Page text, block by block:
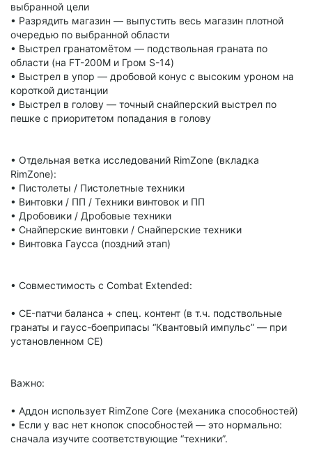
выбранной цели
• Разрядить магазин — выпустить весь магазин плотной
очередью по выбранной области
• Выстрел гранатомётом — подствольная граната по
области (на FT-200M и Гром S-14)
• Выстрел в упор — дробовой конус с высоким уроном на
короткой дистанции
• Выстрел в голову — точный снайперский выстрел по
пешке с приоритетом попадания в голову
• Отдельная ветка исследований RimZone (вкладка
RimZone):
• Пистолеты / Пистолетные техники
• Винтовки / ПП / Техники винтовок и ПП
• Дробовики / Дробовые техники
• Снайперские винтовки / Снайперские техники
• Винтовка Гаусса (поздний этап)
• Совместимость с Combat Extended:
• CE-патчи баланса + спец. контент (в т.ч. подствольные
гранаты и гаусс-боеприпасы “Квантовый импульс” — при
установленном CE)
Важно:
• Аддон использует RimZone Core (механика способностей)
• Если у вас нет кнопок способностей — это нормально:
сначала изучите соответствующие “техники”.